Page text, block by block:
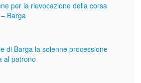
per la rievocazione della corsa
Barga
di Barga la solenne processione
al patrono